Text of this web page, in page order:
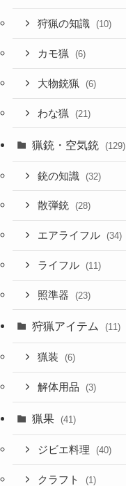
狩猟の知識 (10)
カモ猟 (6)
大物銃猟 (6)
わな猟 (21)
猟銃・空気銃 (129)
銃の知識 (32)
散弾銃 (28)
エアライフル (34)
ライフル (11)
照準器 (23)
狩猟アイテム (11)
猟装 (6)
解体用品 (3)
猟果 (41)
ジビエ料理 (40)
クラフト (1)